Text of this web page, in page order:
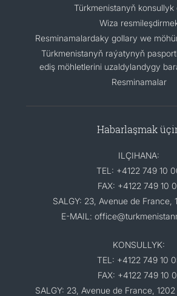
Türkmenistanyň konsullyk
Wiza
Resminamalardaky gollary we
Türkmenistanyň raýatynyň
ediş möhletlerini uzaldylandygy
Resminamalar
Habarlaşmak
ILÇIHANA:
TEL: +4122 749 10
FAX: +4122 749 10
SALGY: 23, Avenue de France,
E-MAIL:
KONSULLYK:
TEL: +4122 749 10
FAX: +4122 749 10
SALGY: 23, Avenue de France,